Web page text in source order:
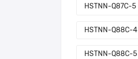
HSTNN-Q87C-5
HSTNN-Q88C-4
HSTNN-Q88C-5